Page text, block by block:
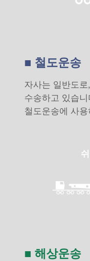
■ 철도운송
자사는 일반도
수송하고 있습
철도운송에 사
■ 해상운송